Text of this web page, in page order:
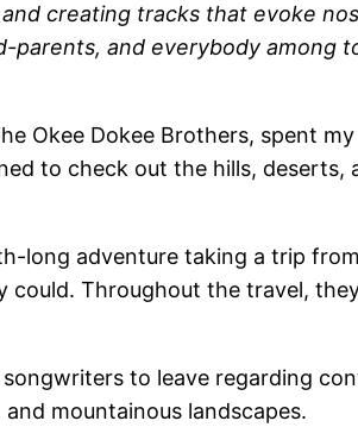
creating tracks that evoke
and everybody among
Okee Dokee Brothers, spent
to check out the hills, deserts,
long adventure taking a trip
Throughout the travel,
to leave regarding
mountainous landscapes.